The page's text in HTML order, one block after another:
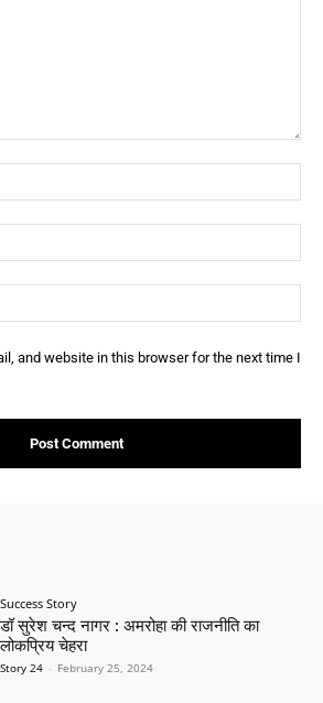
and website in this browser for the next time I
Success Story
डॉ सुरेश चन्द नागर : अमरोहा की राजनीति का
लोकप्रिय चेहरा
Story 24 - February 25, 2024